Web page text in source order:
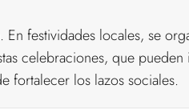
festividades locales, se
celebraciones, que pueden
fortalecer los lazos sociales.